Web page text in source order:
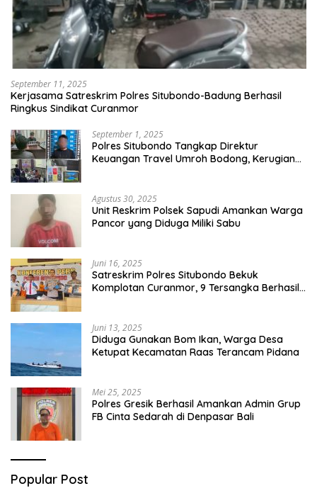
September 11, 2025
Kerjasama Satreskrim Polres Situbondo-Badung Berhasil
Ringkus Sindikat Curanmor
September 1, 2025
Polres Situbondo Tangkap Direktur
Keuangan Travel Umroh Bodong, Kerugian
Agustus 30, 2025
Unit Reskrim Polsek Sapudi Amankan Warga
Pancor yang Diduga Miliki Sabu
Juni 16, 2025
Satreskrim Polres Situbondo Bekuk
Komplotan Curanmor, 9 Tersangka Berhasil
Juni 13, 2025
Diduga Gunakan Bom Ikan, Warga Desa
Ketupat Kecamatan Raas Terancam Pidana
Mei 25, 2025
Polres Gresik Berhasil Amankan Admin Grup
FB Cinta Sedarah di Denpasar Bali
Popular Post